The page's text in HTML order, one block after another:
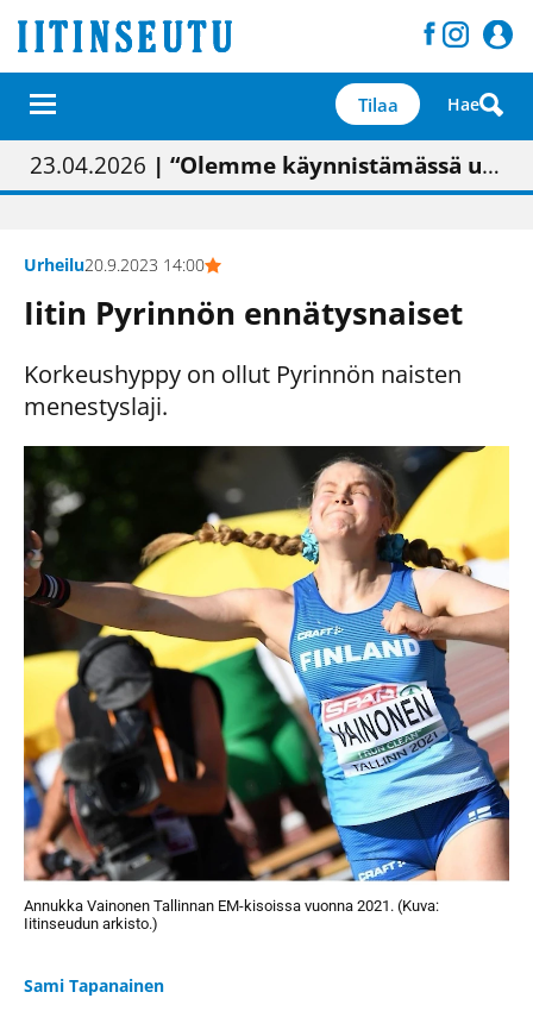
Tilaa Hae
01.02.2026 | Painon vaihtumisen pitäisi näkyä hieman parempana painojäljen laatuna lehdessä
05.02.2026 | Uudistettu kunnantalo on valoisa
23.04.2026 | “Olemme käynnistämässä uudelleen keskustavisiotyön”
09.05.2026| "Maalla on totuttu elämään omavaraisemmin kuin kaupungissa"
Urheilu20.9.2023 14:00
Iitin Pyrinnön ennätysnaiset
Korkeushyppy on ollut Pyrinnön naisten
menestyslaji.
Annukka Vainonen Tallinnan EM-kisoissa vuonna 2021. (Kuva:
Iitinseudun arkisto.)
Sami Tapanainen